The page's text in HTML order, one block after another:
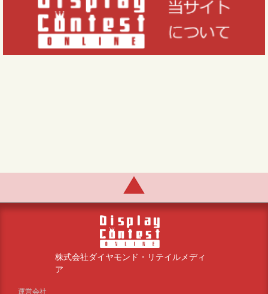
株式会社ダイヤモンド・リテイルメディ
ア
運営会社